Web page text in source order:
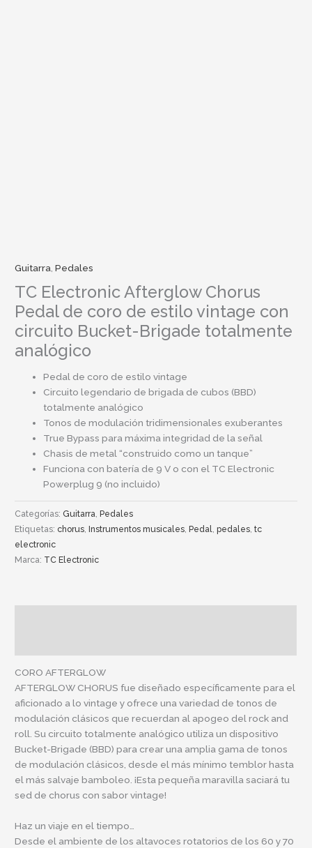
Guitarra,Pedales
TC Electronic Afterglow Chorus
Pedal de coro de estilo vintage con
circuito Bucket-Brigade totalmente
analógico
Pedal de coro de estilo vintage
Circuito legendario de brigada de cubos (BBD)
totalmente analógico
Tonos de modulación tridimensionales exuberantes
True Bypass para máxima integridad de la señal
Chasis de metal “construido como un tanque”
Funciona con batería de 9 V o con el TC Electronic
Powerplug 9 (no incluido)
Categorías: Guitarra ,Pedales
Etiquetas: chorus ,Instrumentos musicales ,Pedal ,pedales ,tc
electronic
Marca: TC Electronic
CORO AFTERGLOW
AFTERGLOW CHORUS fue diseñado específicamente para el
aficionado a lo vintage y ofrece una variedad de tonos de
modulación clásicos que recuerdan al apogeo del rock and
roll. Su circuito totalmente analógico utiliza un dispositivo
Bucket-Brigade (BBD) para crear una amplia gama de tonos
de modulación clásicos, desde el más mínimo temblor hasta
el más salvaje bamboleo. ¡Esta pequeña maravilla saciará tu
sed de chorus con sabor vintage!
Haz un viaje en el tiempo…
Desde el ambiente de los altavoces rotatorios de los 60 y 70